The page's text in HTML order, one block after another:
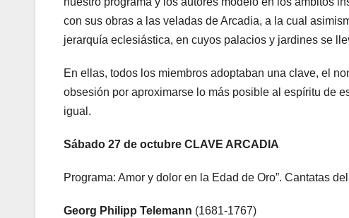
con sus obras a las veladas de Arcadia, a la cual
jerarquía eclesiástica, en cuyos palacios y jardines se
En ellas, todos los miembros adoptaban una clave, el
obsesión por aproximarse lo más posible al espíritu de
igual.
Sábado 27 de octubre CLAVE ARCADIA
Programa: Amor y dolor en la Edad de Oro”. Cantatas
Georg Philipp Telemann (1681-1767)